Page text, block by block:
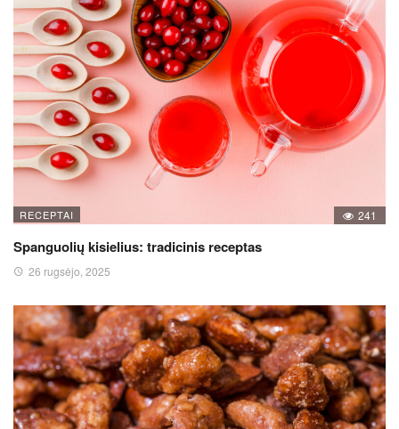
RECEPTAI 241
Spanguolių kisielius: tradicinis receptas
26 rugsėjo, 2025